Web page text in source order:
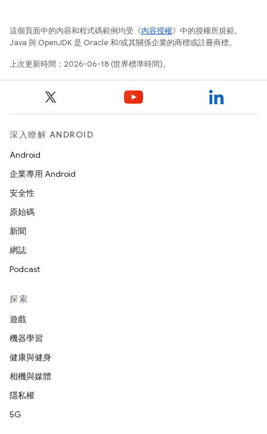
這個頁面中的內容和程式碼範例均受《內容授權》中的授權所規範。
Java 與 OpenJDK 是 Oracle 和/或其關係企業的商標或註冊商標。
上次更新時間：2026-06-18 (世界標準時間)。
深入瞭解 ANDROID
Android
企業專用 Android
安全性
原始碼
新聞
網誌
Podcast
探索
遊戲
機器學習
健康與健身
相機與媒體
隱私權
5G